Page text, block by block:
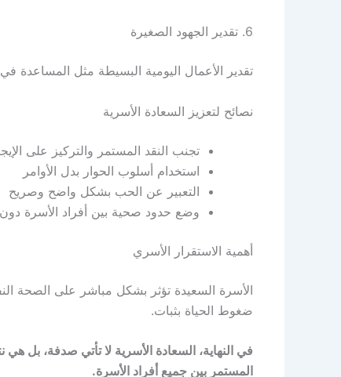
6. تقدير الجهود الصغيرة
تقدير الأعمال اليومية البسيطة مثل المساعدة
نصائح لتعزيز السعادة الأسرية
تجنب النقد المستمر والتركيز على
استخدام أسلوب الحوار بدل الأوامر
التعبير عن الحب بشكل واضح وصريح
وضع حدود صحية بين أفراد الأسرة
أهمية الاستقرار الأسري
الأسرة السعيدة تؤثر بشكل مباشر على الصحة
ضغوط الحياة بثبات.
في النهاية، السعادة الأسرية لا تأتي صدفة، بل
المستمر بين جميع أفراد الأسرة.